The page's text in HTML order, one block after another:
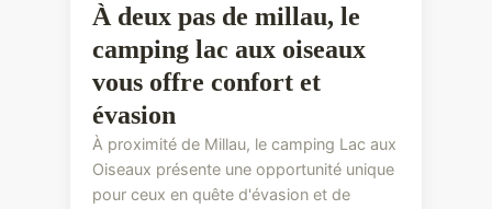
À deux pas de millau, le
camping lac aux oiseaux
vous offre confort et
évasion
À proximité de Millau, le camping Lac aux
Oiseaux présente une opportunité unique
pour ceux en quête d'évasion et de